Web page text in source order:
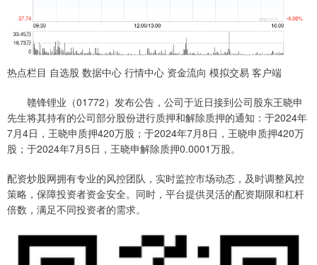
热点栏目 自选股 数据中心 行情中心 资金流向 模拟交易 客户端
赣锋锂业（01772）发布公告，公司于近日接到公司股东王晓申
先生将其持有的公司部分股份进行质押和解除质押的通知：于2024年
7月4日，王晓申质押420万股；于2024年7月8日，王晓申质押420万
股；于2024年7月5日，王晓申解除质押0.0001万股。
配资炒股网拥有专业的风控团队，实时监控市场动态，及时调整风控
策略，保障投资者资金安全。同时，平台提供灵活的配资期限和杠杆
倍数，满足不同投资者的需求。